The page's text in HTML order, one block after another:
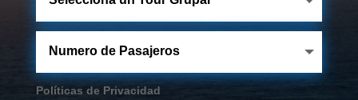
Políticas de Privacidad